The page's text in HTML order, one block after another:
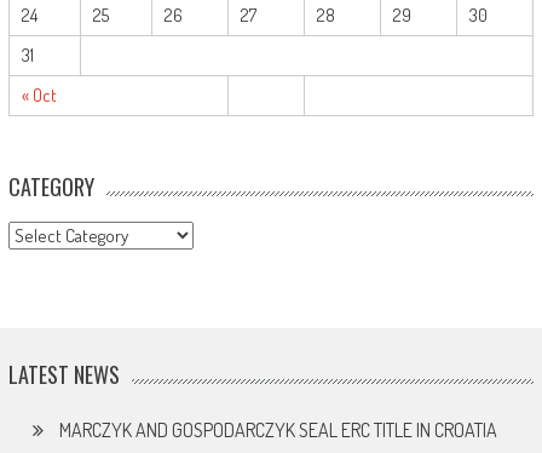
« Oct
24
25 26 27 28 29
30
31
CATEGORY
CATEGORY
LATEST NEWS
MARCZYK AND GOSPODARCZYK SEAL ERC TITLE IN CROATIA